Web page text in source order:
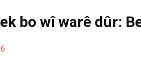
bo wî warê dûr: